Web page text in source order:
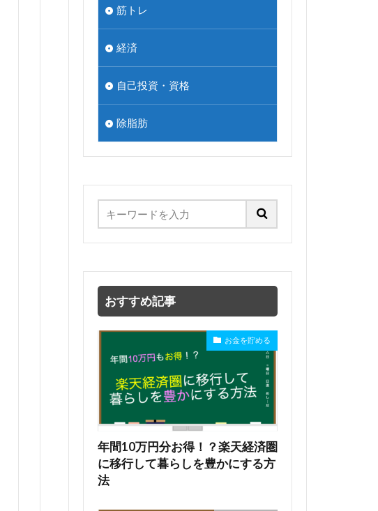
筋トレ
経済
自己投資・資格
除脂肪
おすすめ記事
お金を貯める
年間10万円分お得！？楽天経済圏
に移行して暮らしを豊かにする方
法